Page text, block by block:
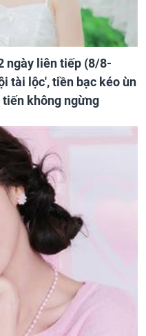
ngày liên tiếp (8/8-
tài lộc', tiền bạc kéo ùn
tiến không ngừng